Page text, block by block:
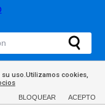
uso.Utilizamos cookies,
BLOQUEAR ACEPTO